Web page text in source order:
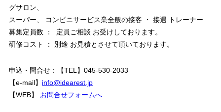
グサロン、
スーパー、 コンビニサービス業全般の接客 ・ 接遇 トレーナー
募集定員数 ： 定員ご相談 お受けしております。
研修コスト ： 別途 お見積とさせて頂いております。
申込・問合せ：【TEL】045-530-2033
【e-mail】 info@idearest.jp
【WEB】 お問合せフォームへ